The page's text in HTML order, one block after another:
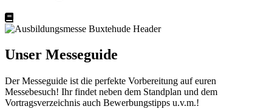
Unser Messeguide
Der Messeguide ist die perfekte Vorbereitung auf euren
Messebesuch! Ihr findet neben dem Standplan und dem
Vortragsverzeichnis auch Bewerbungstipps u.v.m.!